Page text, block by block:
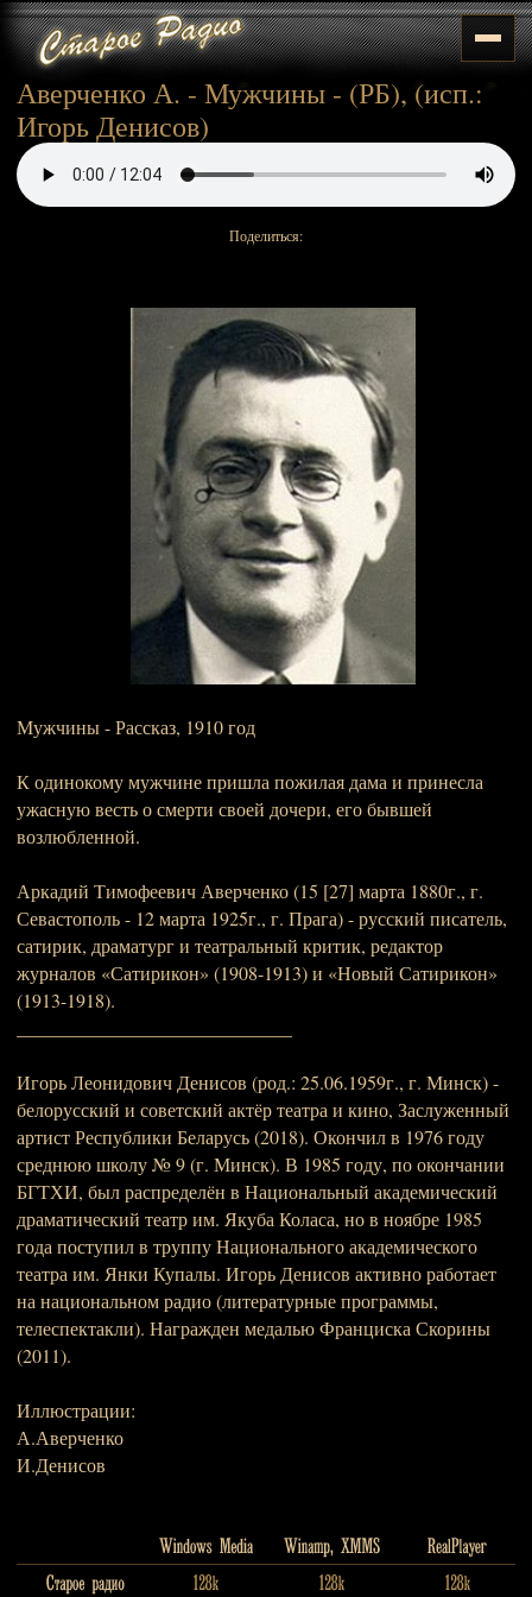
Аверченко А. - Мужчины - (РБ), (исп.:
Игорь Денисов)
Поделиться:
Мужчины - Рассказ, 1910 год
К одинокому мужчине пришла пожилая дама и принесла
ужасную весть о смерти своей дочери, его бывшей
возлюбленной.
Аркадий Тимофеевич Аверченко (15 [27] марта 1880г., г.
Севастополь - 12 марта 1925г., г. Прага) - русский писатель,
сатирик, драматург и театральный критик, редактор
журналов «Сатирикон» (1908-1913) и «Новый Сатирикон»
(1913-1918).
Игорь Леонидович Денисов (род.: 25.06.1959г., г. Минск) -
белорусский и советский актёр театра и кино, Заслуженный
артист Республики Беларусь (2018). Окончил в 1976 году
среднюю школу № 9 (г. Минск). В 1985 году, по окончании
БГТХИ, был распределён в Национальный академический
драматический театр им. Якуба Коласа, но в ноябре 1985
года поступил в труппу Национального академического
театра им. Янки Купалы. Игорь Денисов активно работает
на национальном радио (литературные программы,
телеспектакли). Награжден медалью Франциска Скорины
(2011).
Иллюстрации:
А.Аверченко
И.Денисов